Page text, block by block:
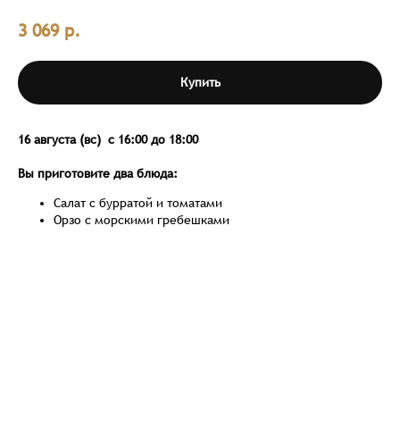
3 069 р.
Купить
16 августа (вс) с 16:00 до 18:00
Вы приготовите два блюда:
Салат с бурратой и томатами
Орзо с морскими гребешками